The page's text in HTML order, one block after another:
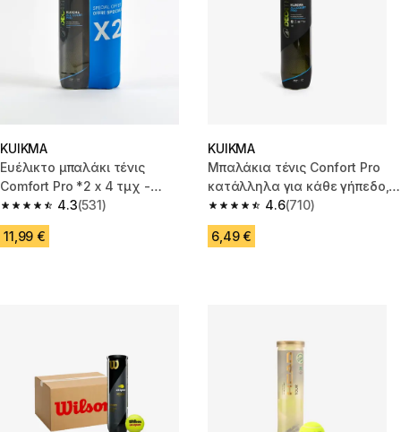
KUIKMA
Ευέλικτο μπαλάκι τένις
Comfort Pro *2 x 4 τμχ -
Κίτρινο
4.3
4.3 out of 5 stars from 531 reviews
(531)
11,99 €
KUIKMA
Μπαλάκια τένις Confort Pro
κατάλληλα για κάθε γήπεδο,
συσκευασία 4 τμχ - Κίτρινο
4.6
4.6 out of 5 stars from 710
(710)
6,49 €